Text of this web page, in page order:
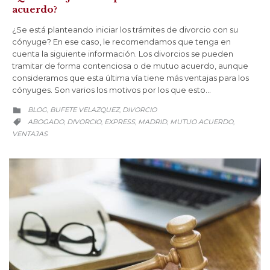
acuerdo?
¿Se está planteando iniciar los trámites de divorcio con su
cónyuge? En ese caso, le recomendamos que tenga en
cuenta la siguiente información. Los divorcios se pueden
tramitar de forma contenciosa o de mutuo acuerdo, aunque
consideramos que esta última vía tiene más ventajas para los
cónyuges. Son varios los motivos por los que esto…
 CATEGORY
BLOG BUFETE VELAZQUEZ, DIVORCIO
 CATEGORY
ABOGADO, DIVORCIO, EXPRESS, MADRID, MUTUO ACUERDO,
VENTAJAS